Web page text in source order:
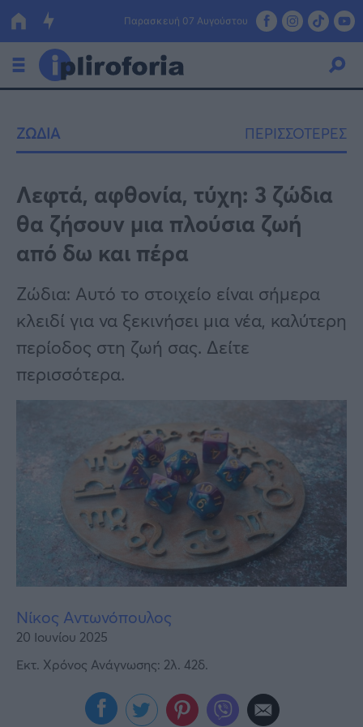
Παρασκευή 07 Αυγούστου
Οικονομία
Πολιτική
Τράπεζες
Επιδοτήσεις
ΕΣΠΑ
Κόσμος
Lifestyle
Αθλητικά
Υγεία
Γυναίκα
ΖΩΔΙΑ ΠΕΡΙΣΣΟΤΕΡΕΣ
Λεφτά, αφθονία, τύχη: 3 ζώδια
θα ζήσουν μια πλούσια ζωή
από δω και πέρα
Ζώδια: Αυτό το στοιχείο είναι σήμερα
κλειδί για να ξεκινήσει μια νέα, καλύτερη
περίοδος στη ζωή σας. Δείτε
περισσότερα.
Νίκος Αντωνόπουλος
20 Ιουνίου 2025
Εκτ. Χρόνος Ανάγνωσης: 2λ. 42δ.